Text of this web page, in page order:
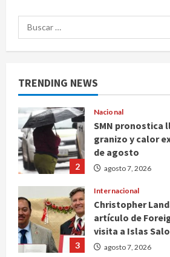
Buscar:
TRENDING NEWS
1
2
Nacional
SMN pronostica
granizo y calor
de agosto
agosto 7, 2026
3
Internacional
Christopher
artículo de
visita a Islas
agosto 7, 2026